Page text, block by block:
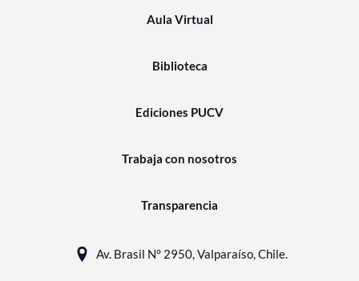
Aula Virtual
Biblioteca
Ediciones PUCV
Trabaja con nosotros
Transparencia
Av. Brasil N° 2950, Valparaíso, Chile.